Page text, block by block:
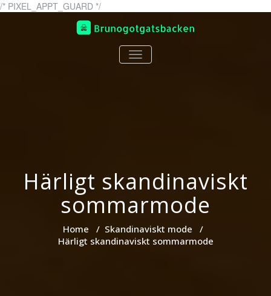
/* PIXEL_APPT_GUARD */Skip
content
brunogotgatsbacken.se
En sida om skandinaviskt
TOGGLE
NAVIGATION
Härligt skandinaviskt
sommarmode
Home / Skandinaviskt mode /
Härligt skandinaviskt sommarmode